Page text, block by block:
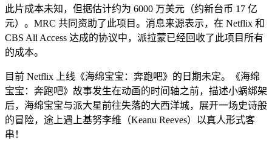
此片成本未知，但据估计约为 6000 万美元（约新台币 17 亿
元）。MRC 共同资助了此项目。消息来源表示，在 Netflix 和
CBS All Access 达成的协议中，派拉蒙已经回收了此项目所有
的成本。
目前 Netflix 上线《海绵宝宝：奔跑吧》的日期未定。《海绵
宝宝：奔跑吧》故事发生在动画的时间轴之前，描述小蜗绑架
后，海绵宝宝与派大星前往失落的大西洋城，展开一场史诗般
的冒险，途上遇上基努李维（Keanu Reeves）以真人形式客
串！